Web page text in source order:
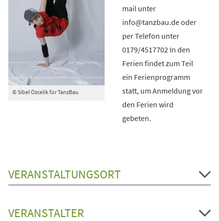
© Sibel Özcelik für TanzBau
mail unter
info@tanzbau.de oder
per Telefon unter
0179/4517702 In den
Ferien findet zum Teil
ein Ferienprogramm
statt, um Anmeldung vor
den Ferien wird
gebeten.
VERANSTALTUNGSORT
VERANSTALTER